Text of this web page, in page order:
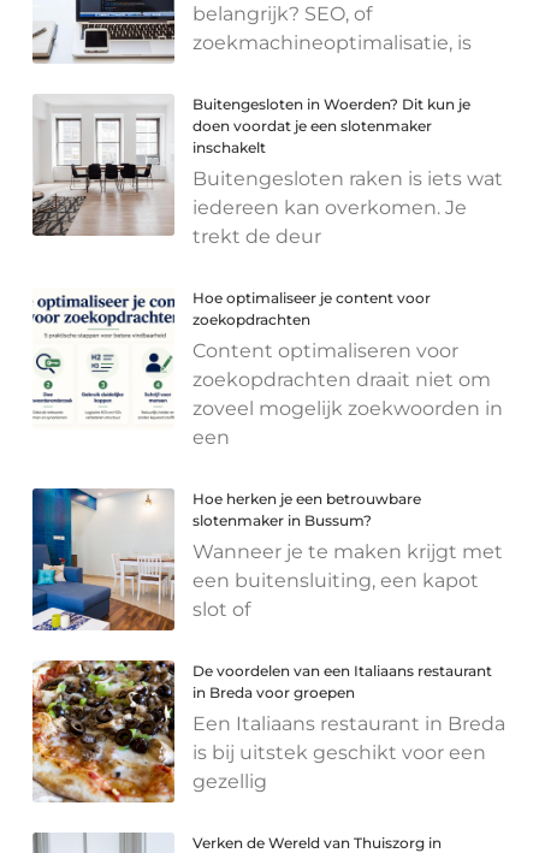
belangrijk? SEO, of
zoekmachineoptimalisatie, is
Buitengesloten in Woerden? Dit kun je
doen voordat je een slotenmaker
inschakelt
Buitengesloten raken is iets wat
iedereen kan overkomen. Je
trekt de deur
Hoe optimaliseer je content voor
zoekopdrachten
Content optimaliseren voor
zoekopdrachten draait niet om
zoveel mogelijk zoekwoorden in
een
Hoe herken je een betrouwbare
slotenmaker in Bussum?
Wanneer je te maken krijgt met
een buitensluiting, een kapot
slot of
De voordelen van een Italiaans restaurant
in Breda voor groepen
Een Italiaans restaurant in Breda
is bij uitstek geschikt voor een
gezellig
Verken de Wereld van Thuiszorg in